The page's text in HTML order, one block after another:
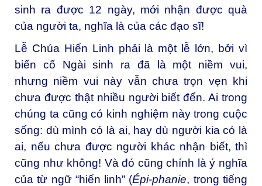
sinh ra được 12 ngày, mới nhận được quà
của người ta, nghĩa là của các đạo sĩ!
Lễ Chúa Hiển Linh phải là một lễ lớn, bởi vì
biến cố Ngài sinh ra đã là một niềm vui,
nhưng niềm vui này vẫn chưa trọn vẹn khi
chưa được thật nhiều người biết đến. Ai trong
chúng ta cũng có kinh nghiệm này trong cuộc
sống: dù mình có là ai, hay dù người kia có là
ai, nếu chưa được người khác nhận biết, thì
cũng như không! Và đó cũng chính là ý nghĩa
của từ ngữ “hiển linh” (Épi-phanie, trong tiếng